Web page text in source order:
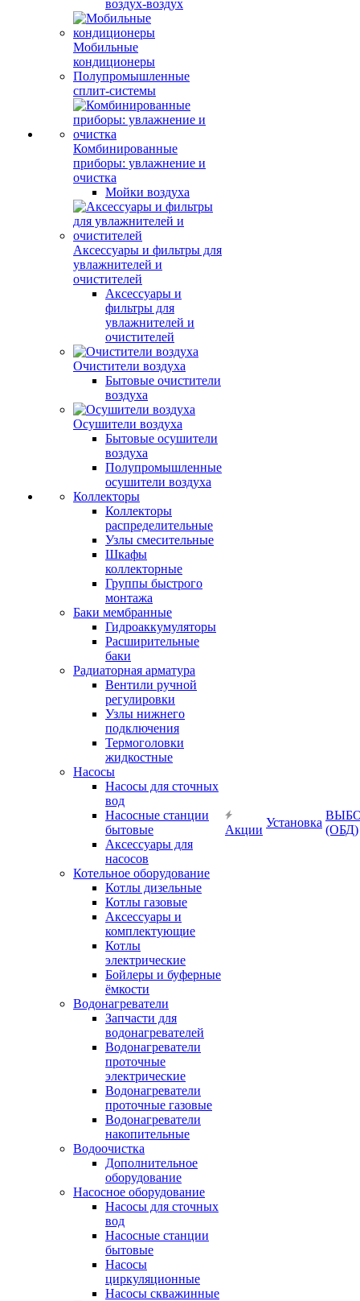
воздух-воздух
Мобильные
кондиционеры
Полупромышленные
сплит-системы
Комбинированные
приборы: увлажнение и
очистка
Мойки воздуха
Аксессуары и фильтры для
увлажнителей и
очистителей
Аксессуары и
фильтры для
увлажнителей и
очистителей
Очистители воздуха
Бытовые очистители
воздуха
Осушители воздуха
Бытовые осушители
воздуха
Полупромышленные
осушители воздуха
Коллекторы
Коллекторы
распределительные
Узлы смесительные
Шкафы
коллекторные
Группы быстрого
монтажа
Баки мембранные
Гидроаккумуляторы
Расширительные
баки
Радиаторная арматура
Вентили ручной
регулировки
Узлы нижнего
подключения
Термоголовки
жидкостные
Насосы
Насосы для сточных
вод
Насосные станции
бытовые
Аксессуары для
насосов
Котельное оборудование
Котлы дизельные
Котлы газовые
Аксессуары и
комплектующие
Котлы
электрические
Бойлеры и буферные
ёмкости
Водонагреватели
Запчасти для
водонагревателей
Водонагреватели
проточные
электрические
Водонагреватели
проточные газовые
Водонагреватели
накопительные
Водоочистка
Дополнительное
оборудование
Насосное оборудование
Насосы для сточных
вод
Насосные станции
бытовые
Насосы
циркуляционные
Насосы скважинные
Акции
Установка
(ОБД)